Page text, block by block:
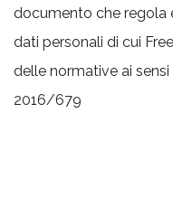
documento che regola
dati personali di cui
delle normative ai
2016/679